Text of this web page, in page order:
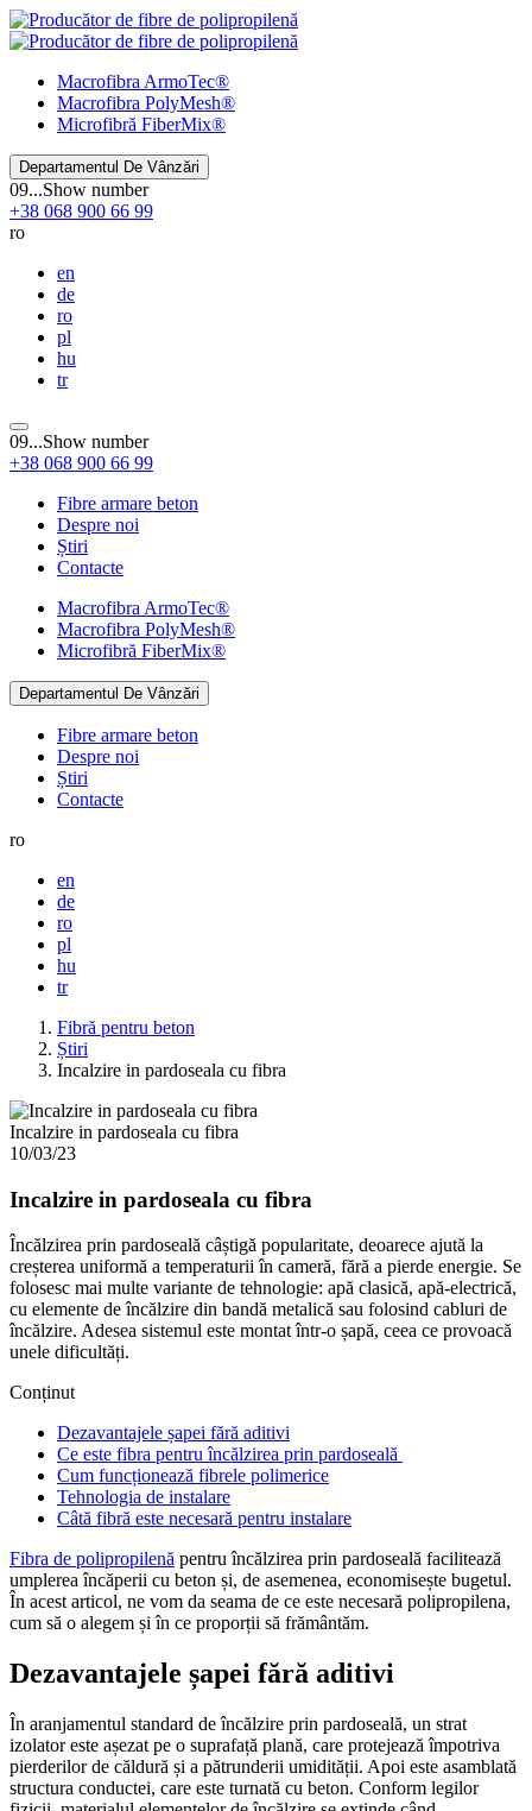
Macrofibra ArmoTec®
Macrofibra PolyMesh®
Microfibră FiberMix®
Departamentul De Vânzări
09...Show number
+38 068 900 66 99
ro
en
de
ro
pl
hu
tr
09...Show number
+38 068 900 66 99
Fibre armare beton
Despre noi
Știri
Contacte
Macrofibra ArmoTec®
Macrofibra PolyMesh®
Microfibră FiberMix®
Departamentul De Vânzări
Fibre armare beton
Despre noi
Știri
Contacte
ro
en
de
ro
pl
hu
tr
Fibră pentru beton
Știri
Incalzire in pardoseala cu fibra
Incalzire in pardoseala cu fibra
10/03/23
Incalzire in pardoseala cu fibra
Încălzirea prin pardoseală câștigă popularitate, deoarece ajută la
creșterea uniformă a temperaturii în cameră, fără a pierde energie. Se
folosesc mai multe variante de tehnologie: apă clasică, apă-electrică,
cu elemente de încălzire din bandă metalică sau folosind cabluri de
încălzire. Adesea sistemul este montat într-o șapă, ceea ce provoacă
unele dificultăți.
Conținut
Dezavantajele șapei fără aditivi
Ce este fibra pentru încălzirea prin pardoseală
Cum funcționează fibrele polimerice
Tehnologia de instalare
Câtă fibră este necesară pentru instalare
Fibra de polipropilenă pentru încălzirea prin pardoseală facilitează
umplerea încăperii cu beton și, de asemenea, economisește bugetul.
În acest articol, ne vom da seama de ce este necesară polipropilena,
cum să o alegem și în ce proporții să frământăm.
Dezavantajele șapei fără aditivi
În aranjamentul standard de încălzire prin pardoseală, un strat
izolator este așezat pe o suprafață plană, care protejează împotriva
pierderilor de căldură și a pătrunderii umidității. Apoi este asamblată
structura conductei, care este turnată cu beton. Conform legilor